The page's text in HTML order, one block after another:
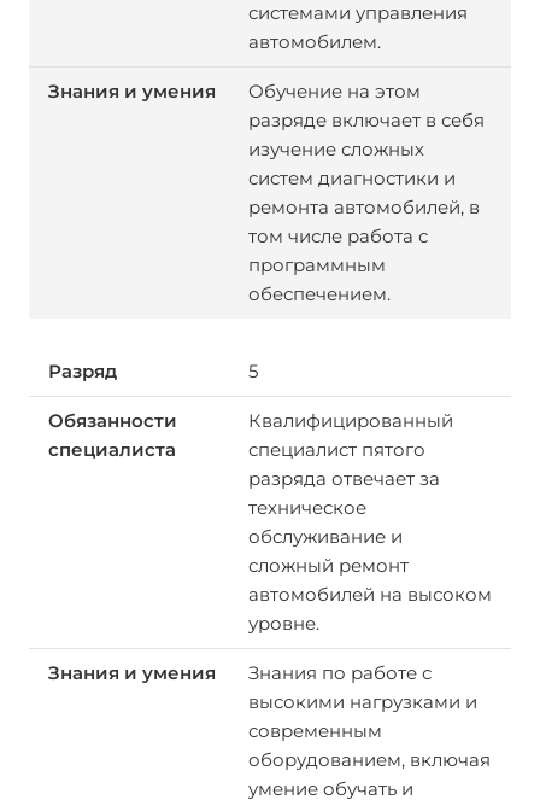
системами управления
автомобилем.
Обучение на этом
разряде включает в себя
изучение сложных
систем диагностики и
ремонта автомобилей, в
том числе работа с
программным
обеспечением.
5
Квалифицированный
специалист пятого
разряда отвечает за
техническое
обслуживание и
сложный ремонт
автомобилей на высоком
уровне.
Знания по работе с
высокими нагрузками и
современным
оборудованием, включая
умение обучать и